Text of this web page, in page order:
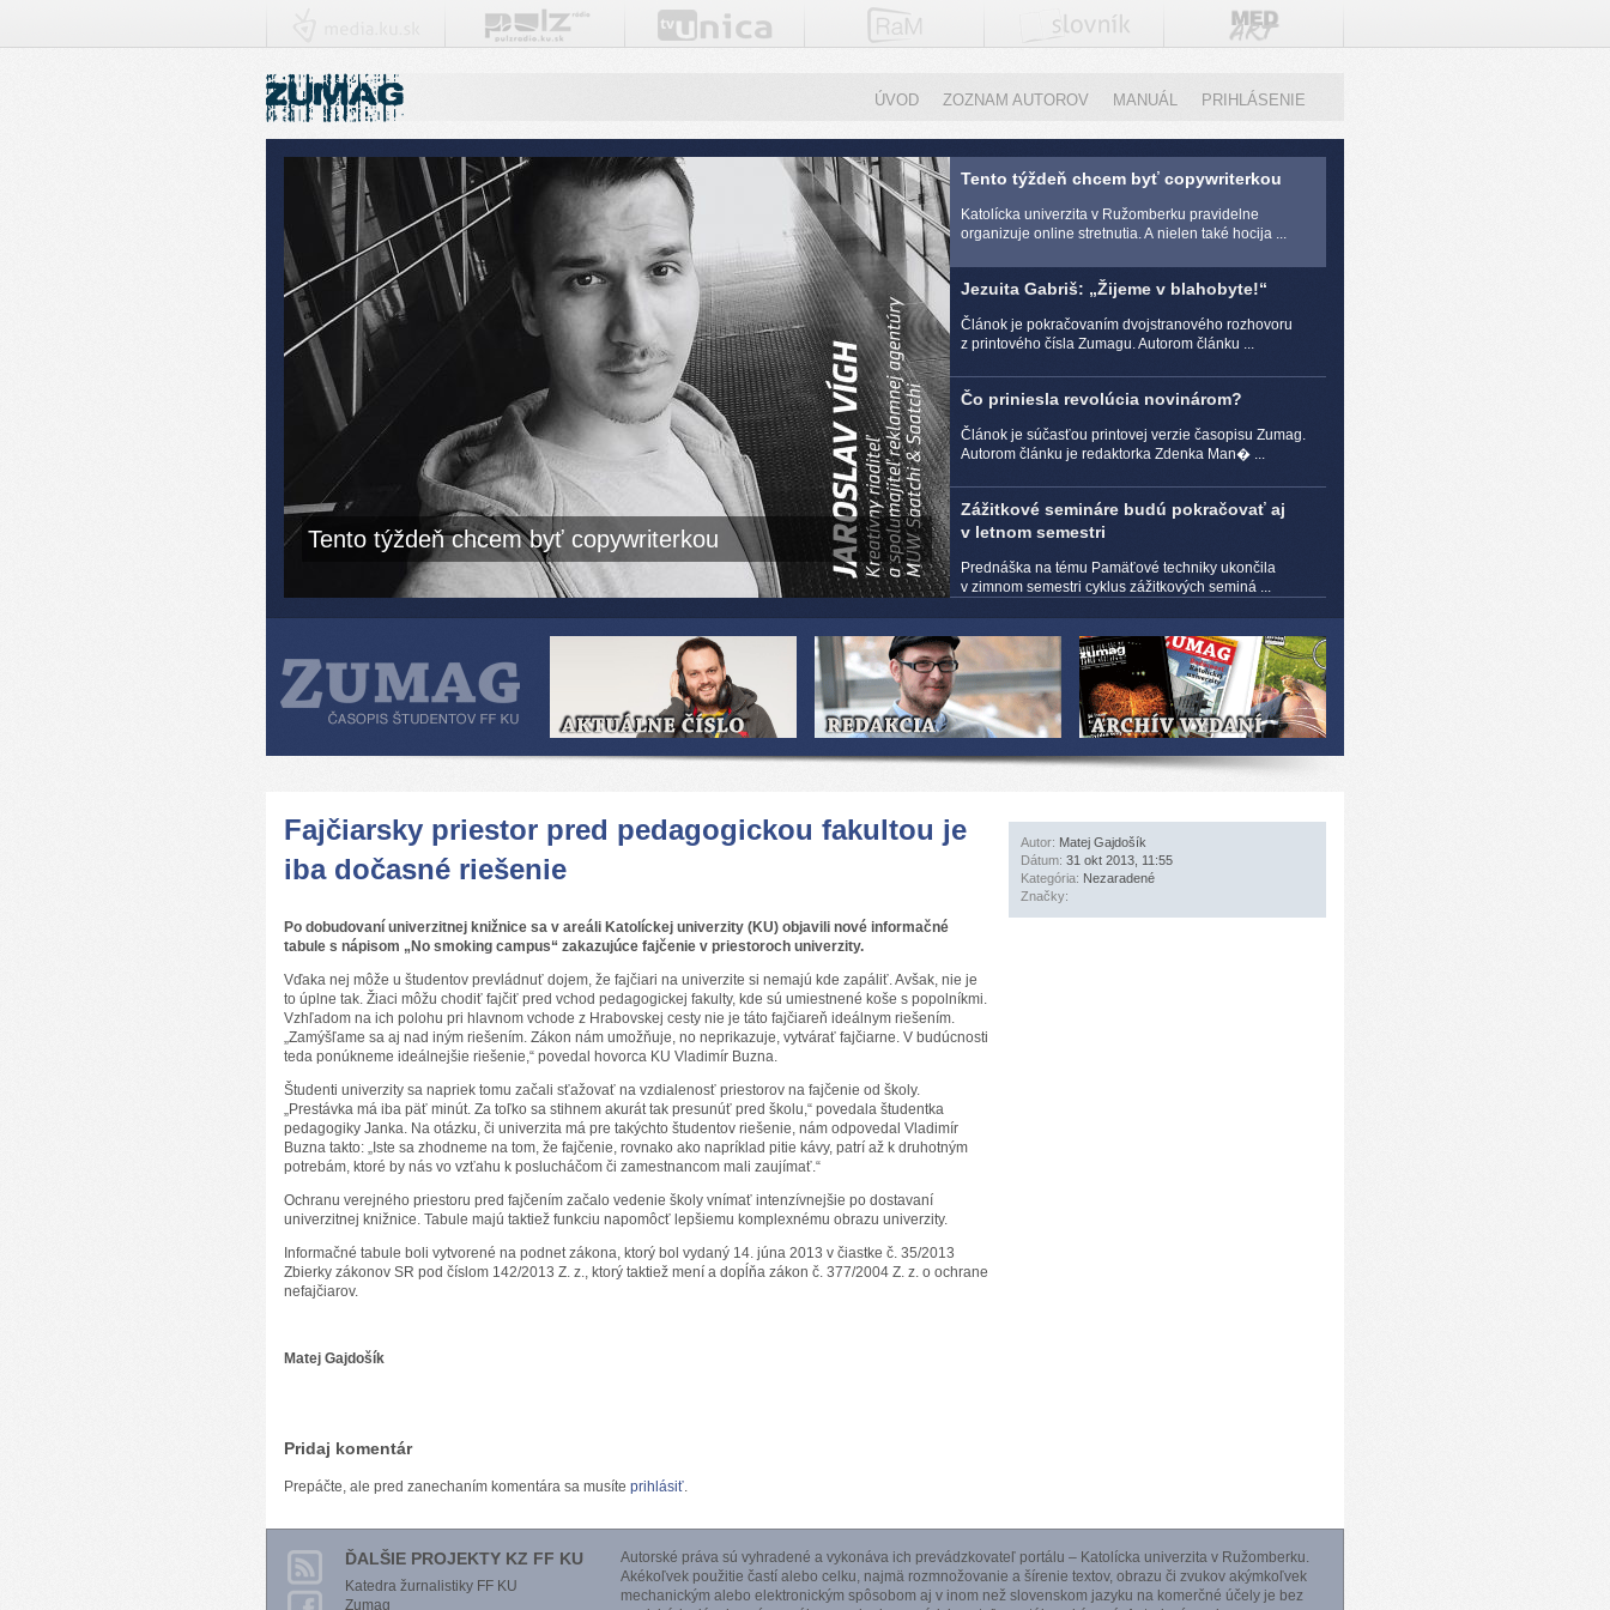
ÚVOD ZOZNAM AUTOROV MANUÁL PRIHLÁSENIE
Tento týždeň chcem byť copywriterkou
Tento týždeň chcem byť copywriterkou
Katolícka univerzita v Ružomberku pravidelne
organizuje online stretnutia. A nielen také hocija ...
Jezuita Gabriš: „Žijeme v blahobyte!“
Článok je pokračovaním dvojstranového rozhovoru
z printového čísla Zumagu. Autorom článku ...
Čo priniesla revolúcia novinárom?
Článok je súčasťou printovej verzie časopisu Zumag.
Autorom článku je redaktorka Zdenka Man� ...
Zážitkové semináre budú pokračovať aj
v letnom semestri
Prednáška na tému Pamäťové techniky ukončila
v zimnom semestri cyklus zážitkových seminá ...
Fajčiarsky priestor pred pedagogickou fakultou je
iba dočasné riešenie
Po dobudovaní univerzitnej knižnice sa v areáli Katolíckej univerzity (KU) objavili nové informačné
tabule s nápisom „No smoking campus“ zakazujúce fajčenie v priestoroch univerzity.
Vďaka nej môže u študentov prevládnuť dojem, že fajčiari na univerzite si nemajú kde zapáliť. Avšak, nie je
to úplne tak. Žiaci môžu chodiť fajčiť pred vchod pedagogickej fakulty, kde sú umiestnené koše s popolníkmi.
Vzhľadom na ich polohu pri hlavnom vchode z Hrabovskej cesty nie je táto fajčiareň ideálnym riešením.
„Zamýšľame sa aj nad iným riešením. Zákon nám umožňuje, no neprikazuje, vytvárať fajčiarne. V budúcnosti
teda ponúkneme ideálnejšie riešenie,“ povedal hovorca KU Vladimír Buzna.
Študenti univerzity sa napriek tomu začali sťažovať na vzdialenosť priestorov na fajčenie od školy.
„Prestávka má iba päť minút. Za toľko sa stihnem akurát tak presunúť pred školu,“ povedala študentka
pedagogiky Janka. Na otázku, či univerzita má pre takýchto študentov riešenie, nám odpovedal Vladimír
Buzna takto: „Iste sa zhodneme na tom, že fajčenie, rovnako ako napríklad pitie kávy, patrí až k druhotným
potrebám, ktoré by nás vo vzťahu k poslucháčom či zamestnancom mali zaujímať.“
Ochranu verejného priestoru pred fajčením začalo vedenie školy vnímať intenzívnejšie po dostavaní
univerzitnej knižnice. Tabule majú taktiež funkciu napomôcť lepšiemu komplexnému obrazu univerzity.
Informačné tabule boli vytvorené na podnet zákona, ktorý bol vydaný 14. júna 2013 v čiastke č. 35/2013
Zbierky zákonov SR pod číslom 142/2013 Z. z., ktorý taktiež mení a dopĺňa zákon č. 377/2004 Z. z. o ochrane
nefajčiarov.
Matej Gajdošík
Pridaj komentár
Prepáčte, ale pred zanechaním komentára sa musíte prihlásiť.
Autor: Matej Gajdošík
Dátum: 31 okt 2013, 11:55
Kategória: Nezaradené
Značky:
ĎALŠIE PROJEKTY KZ FF KU
Katedra žurnalistiky FF KU
Zumag
Autorské práva sú vyhradené a vykonáva ich prevádzkovateľ portálu – Katolícka univerzita v Ružomberku.
Akékoľvek použitie častí alebo celku, najmä rozmnožovanie a šírenie textov, obrazu či zvukov akýmkoľvek
mechanickým alebo elektronickým spôsobom aj v inom než slovenskom jazyku na komerčné účely je bez